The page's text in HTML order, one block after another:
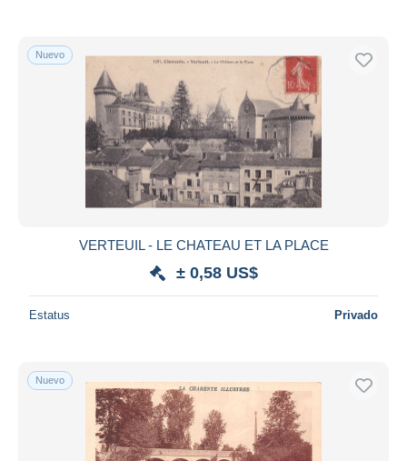
Nuevo
VERTEUIL - LE CHATEAU ET LA PLACE
± 0,58 US$
Estatus Privado
Nuevo